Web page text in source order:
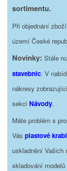
sortimentu.
Při objednání
území České
Novinky: Stále
stavebnic. V
nákresy
sekci Návody.
Máte problém s
Vás plastové
uskladnění Vašich
skladování